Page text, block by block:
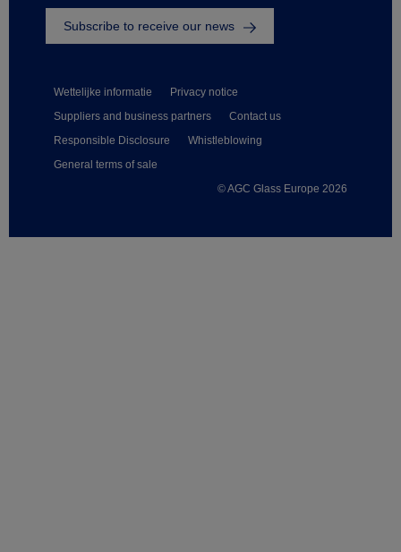
© AGC Glass Europe 2026
Wettelijke informatie
Privacy notice
Suppliers and business partners
Contact us
Responsible Disclosure
Whistleblowing
General terms of sale
Subscribe to receive our news